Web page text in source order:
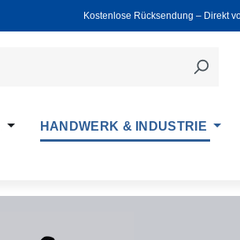
Kostenlose Rücksendung ‒ Direkt
HANDWERK & INDUSTRIE